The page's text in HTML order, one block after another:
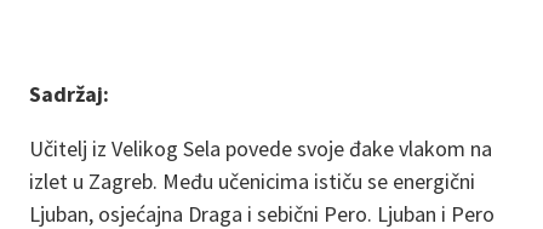
Sadržaj:
Učitelj iz Velikog Sela povede svoje đake vlakom na
izlet u Zagreb. Među učenicima ističu se energični
Ljuban, osjećajna Draga i sebični Pero. Ljuban i Pero